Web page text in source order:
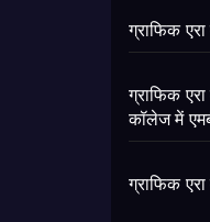
ग्राफिक
ग्राफिक
कॉलेज में
ग्राफिक